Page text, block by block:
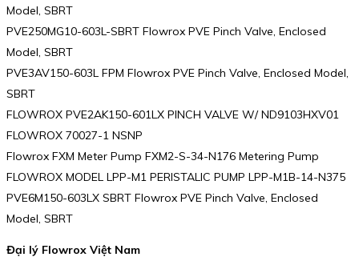
Model, SBRT
PVE250MG10-603L-SBRT Flowrox PVE Pinch Valve, Enclosed
Model, SBRT
PVE3AV150-603L FPM Flowrox PVE Pinch Valve, Enclosed Model,
SBRT
FLOWROX PVE2AK150-601LX PINCH VALVE W/ ND9103HXV01
FLOWROX 70027-1 NSNP
Flowrox FXM Meter Pump FXM2-S-34-N176 Metering Pump
FLOWROX MODEL LPP-M1 PERISTALIC PUMP LPP-M1B-14-N375
PVE6M150-603LX SBRT Flowrox PVE Pinch Valve, Enclosed
Model, SBRT
Đại lý Flowrox Việt Nam